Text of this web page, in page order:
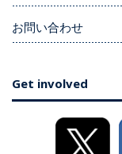
お問い合わせ
Get involved